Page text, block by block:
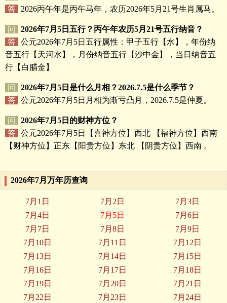
答
2026丙午年是丙午马年，农历2026年5月21号生肖属马。
问
2026年7月5日五行？丙午年农历5月21号五行纳音？
答 公元2026年7月5日五行属性：甲子五行【水】，年份纳
音五行【天河水】，月份纳音五行【沙中金】，当日纳音五
行【白腊金】
问
2026年7月5日是什么月相？2026.7.5是什么季节？
答 公元2026年7月5日月相为渐亏凸月，2026.7.5是仲夏。
问
2026年7月5日的财神方位？
答 公元2026年7月5日【喜神方位】西北 【福神方位】西南
【财神方位】正东【阳贵方位】东北 【阴贵方位】西南 。
2026年7月万年历查询
7月1日 7月2日
7月3日
7月4日
7月5日
7月6日
7月7日
7月8日
7月9日
7月10日
7月11日
7月12日
7月13日
7月14日
7月15日
7月16日
7月17日
7月18日
7月19日
7月20日
7月21日
7月22日
7月23日
7月24日